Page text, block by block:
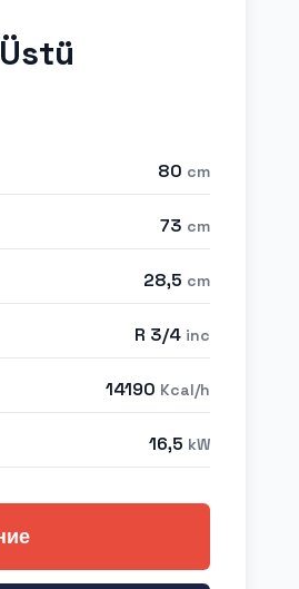
80 cm
73 cm
28,5 cm
R 3/4 inc
14190 Kcal/h
16,5 kW